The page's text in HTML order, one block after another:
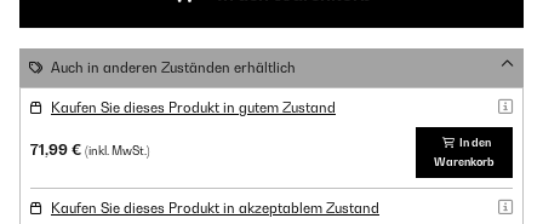
Auch in anderen Zuständen erhältlich
Kaufen Sie dieses Produkt in gutem Zustand
71,99 € (inkl. MwSt.)
In den
Warenkorb
Kaufen Sie dieses Produkt in akzeptablem Zustand